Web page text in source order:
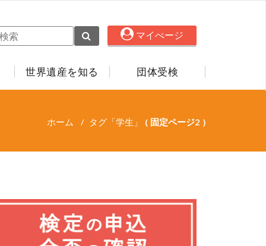
マイぺージ
世界遺産を知る 団体受検
ホーム / タグ「学生」 ( 固定ページ2 )